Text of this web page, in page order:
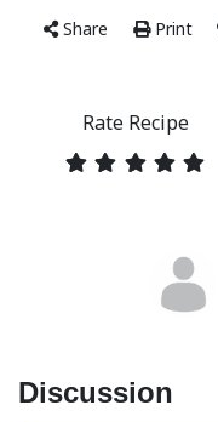
Share Print
Rate Recipe
Discussion